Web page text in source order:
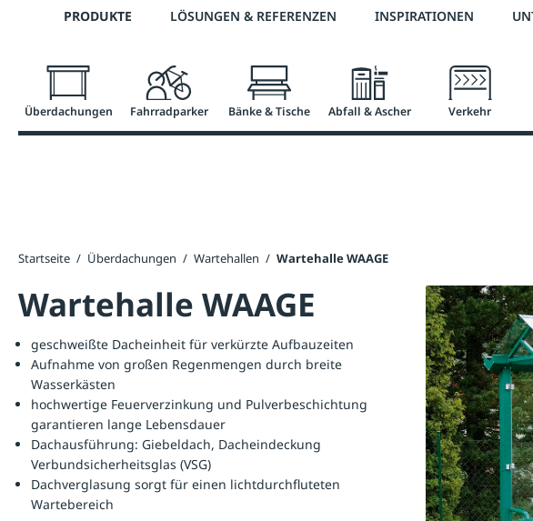
Zur Hauptnavigation springen
Telefon: 0800 / 100 49 02 2 % Vorkassen-
PRODUKTE LÖSUNGEN & REFERENZEN INSPIRATIONEN
Überdachungen Fahrradparker Bänke & Tische Abfall & Ascher Verkehr
Startseite / Überdachungen / Wartehallen / Wartehalle WAAGE
Wartehalle WAAGE
geschweißte Dacheinheit für verkürzte Aufbauzeiten
Aufnahme von großen Regenmengen durch breite
Wasserkästen
hochwertige Feuerverzinkung und Pulverbeschichtung
garantieren lange Lebensdauer
Dachausführung: Giebeldach, Dacheindeckung
Verbundsicherheitsglas (VSG)
Dachverglasung sorgt für einen lichtdurchfluteten
Wartebereich